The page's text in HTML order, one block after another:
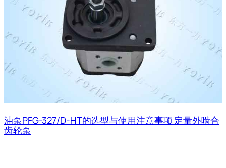
油泵PFG-327/D-HT的选型与使用注意事项 定量外啮合
齿轮泵